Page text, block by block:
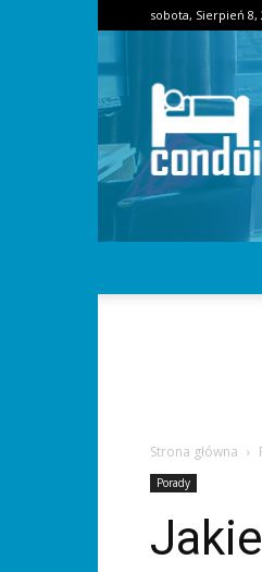
sobota, Sierpień 8,
Strona główna
Porady